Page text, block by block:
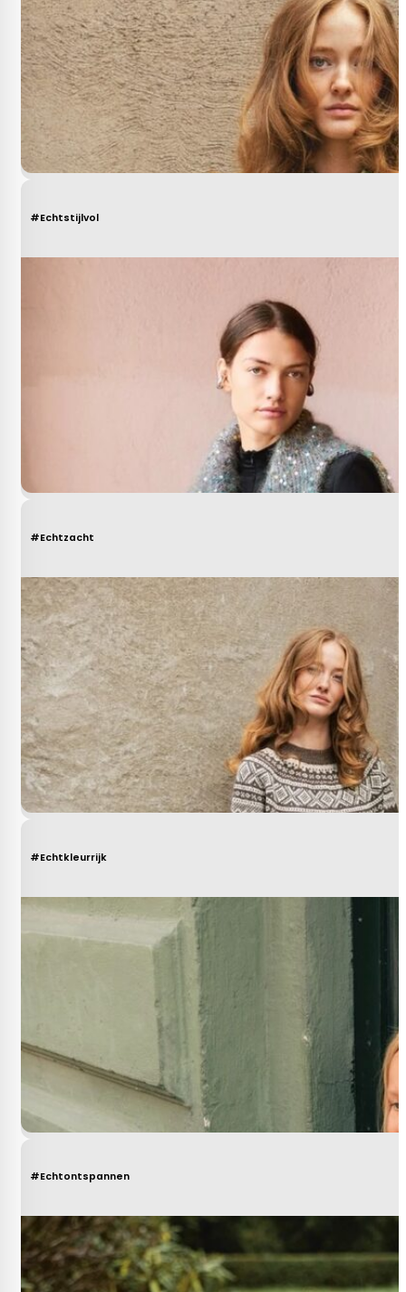
#Echtstijlvol
#Echtzacht
#Echtkleurrijk
#Echtontspannen